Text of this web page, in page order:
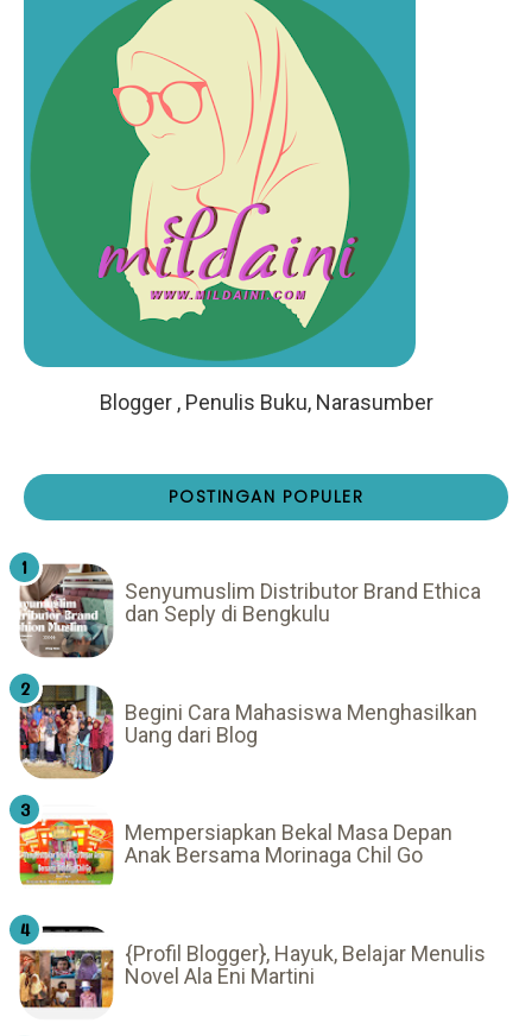
Blogger , Penulis Buku, Narasumber
POSTINGAN POPULER
Senyumuslim Distributor Brand Ethica
dan Seply di Bengkulu
Begini Cara Mahasiswa Menghasilkan
Uang dari Blog
Mempersiapkan Bekal Masa Depan
Anak Bersama Morinaga Chil Go
{Profil Blogger}, Hayuk, Belajar Menulis
Novel Ala Eni Martini